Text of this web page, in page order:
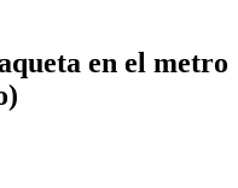
en el metro